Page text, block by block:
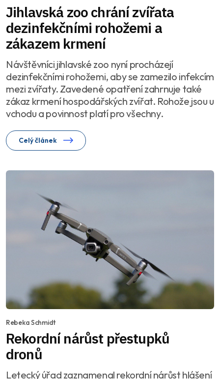
Jihlavská zoo chrání zvířata
dezinfekčními rohožemi a
zákazem krmení
Návštěvníci jihlavské zoo nyní procházejí
dezinfekčními rohožemi, aby se zamezilo infekcím
mezi zvířaty. Zavedené opatření zahrnuje také
zákaz krmení hospodářských zvířat. Rohože jsou u
vchodu a povinnost platí pro všechny.
Celý článek
Rebeka Schmidt
Rekordní nárůst přestupků
dronů
Letecký úřad zaznamenal rekordní nárůst hlášení